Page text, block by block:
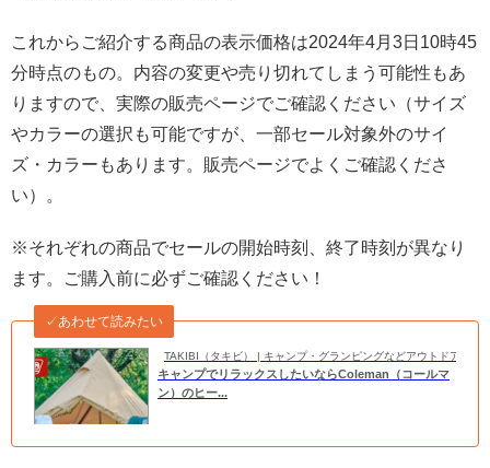
これからご紹介する商品の表示価格は2024年4月3日10時45
分時点のもの。内容の変更や売り切れてしまう可能性もあ
りますので、実際の販売ページでご確認ください（サイズ
やカラーの選択も可能ですが、一部セール対象外のサイ
ズ・カラーもあります。販売ページでよくご確認くださ
い）。
※それぞれの商品でセールの開始時刻、終了時刻が異なり
ます。ご購入前に必ずご確認ください！
TAKIBI（タキビ） | キャンプ・グランピングなどアウトドアの総
✓あわせて読みたい
キャンプでリラックスしたいならColeman（コールマ
ン）のヒー...